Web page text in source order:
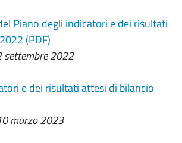
Piano degli indicatori e dei risultati
(PDF)
settembre 2022
e dei risultati attesi di bilancio
marzo 2023